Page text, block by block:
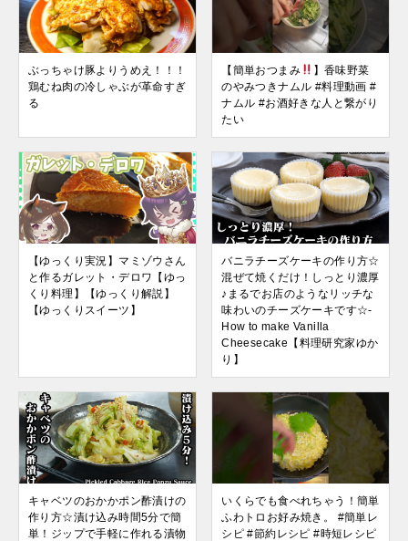
ぶっちゃけ豚よりうめえ！！！
鶏むね肉の冷しゃぶが革命すぎ
る
【簡単おつまみ
】香味野菜
のやみつきナムル #料理動画 #
ナムル #お酒好きな人と繋がり
たい
【ゆっくり実況】マミゾウさん
と作るガレット・デロワ【ゆっ
くり料理】【ゆっくり解説】
【ゆっくりスイーツ】
バニラチーズケーキの作り方☆
混ぜて焼くだけ！しっとり濃厚
♪まるでお店のようなリッチな
味わいのチーズケーキです☆-
How to make Vanilla
Cheesecake【料理研究家ゆか
り】
キャベツのおかかポン酢漬けの
作り方☆漬け込み時間5分で簡
単！ジップで手軽に作れる漬物
いくらでも食べれちゃう！簡単
ふわトロお好み焼き。 #簡単レ
シピ #節約レシピ #時短レシピ